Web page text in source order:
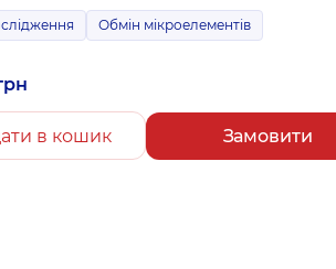
Обмін мікроелементів
в кошик Замовити